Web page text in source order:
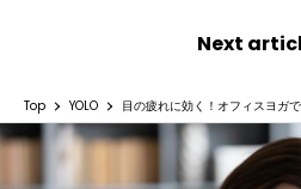
Next
Top YOLO 目の疲れに効く！オフィスヨガ